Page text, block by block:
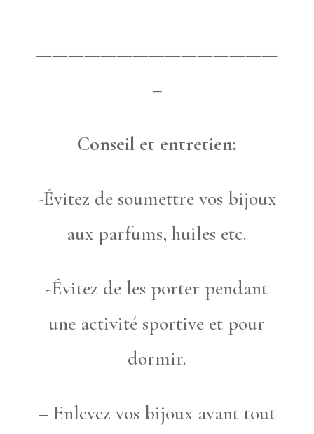
———————————————
–
Conseil et entretien:
-Évitez de soumettre vos bijoux
aux parfums, huiles etc.
-Évitez de les porter pendant
une activité sportive et pour
dormir.
– Enlevez vos bijoux avant tout